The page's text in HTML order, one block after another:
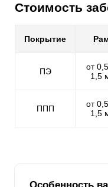
Стоимость
Покрытие
ПЭ
от
1,5
ППП
от
1,5
Особенность